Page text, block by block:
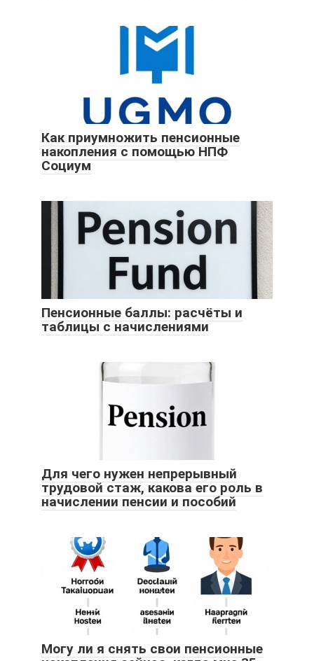
Как приумножить пенсионные
накопления с помощью НПФ
Социум
Пенсионные баллы: расчёты и
таблицы с начислениями
Для чего нужен непрерывный
трудовой стаж, какова его роль в
начислении пенсии и пособий
Могу ли я снять свои пенсионные